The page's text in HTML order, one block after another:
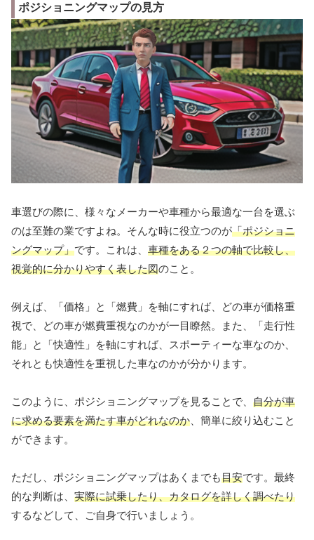
ポジショニングマップの見方
車選びの際に、様々なメーカーや車種から最適な一台を選ぶ
のは至難の業ですよね。そんな時に役立つのが「ポジショニ
ングマップ」です。これは、 車種をある２つの軸で比較し、
視覚的に分かりやすく表した図のこと。
例えば、「価格」と「燃費」を軸にすれば、どの車が価格重
視で、どの車が燃費重視なのかが一目瞭然。また、「走行性
能」と「快適性」を軸にすれば、スポーティーな車なのか、
それとも快適性を重視した車なのかが分かります。
このように、ポジショニングマップを見ることで、 自分が車
に求める要素を満たす車がどれなのか 、簡単に絞り込むこと
ができます。
ただし、ポジショニングマップはあくまでも目安です。最終
的な判断は、 実際に試乗したり、カタログを詳しく調べたり
するなどして、ご自身で行いましょう。